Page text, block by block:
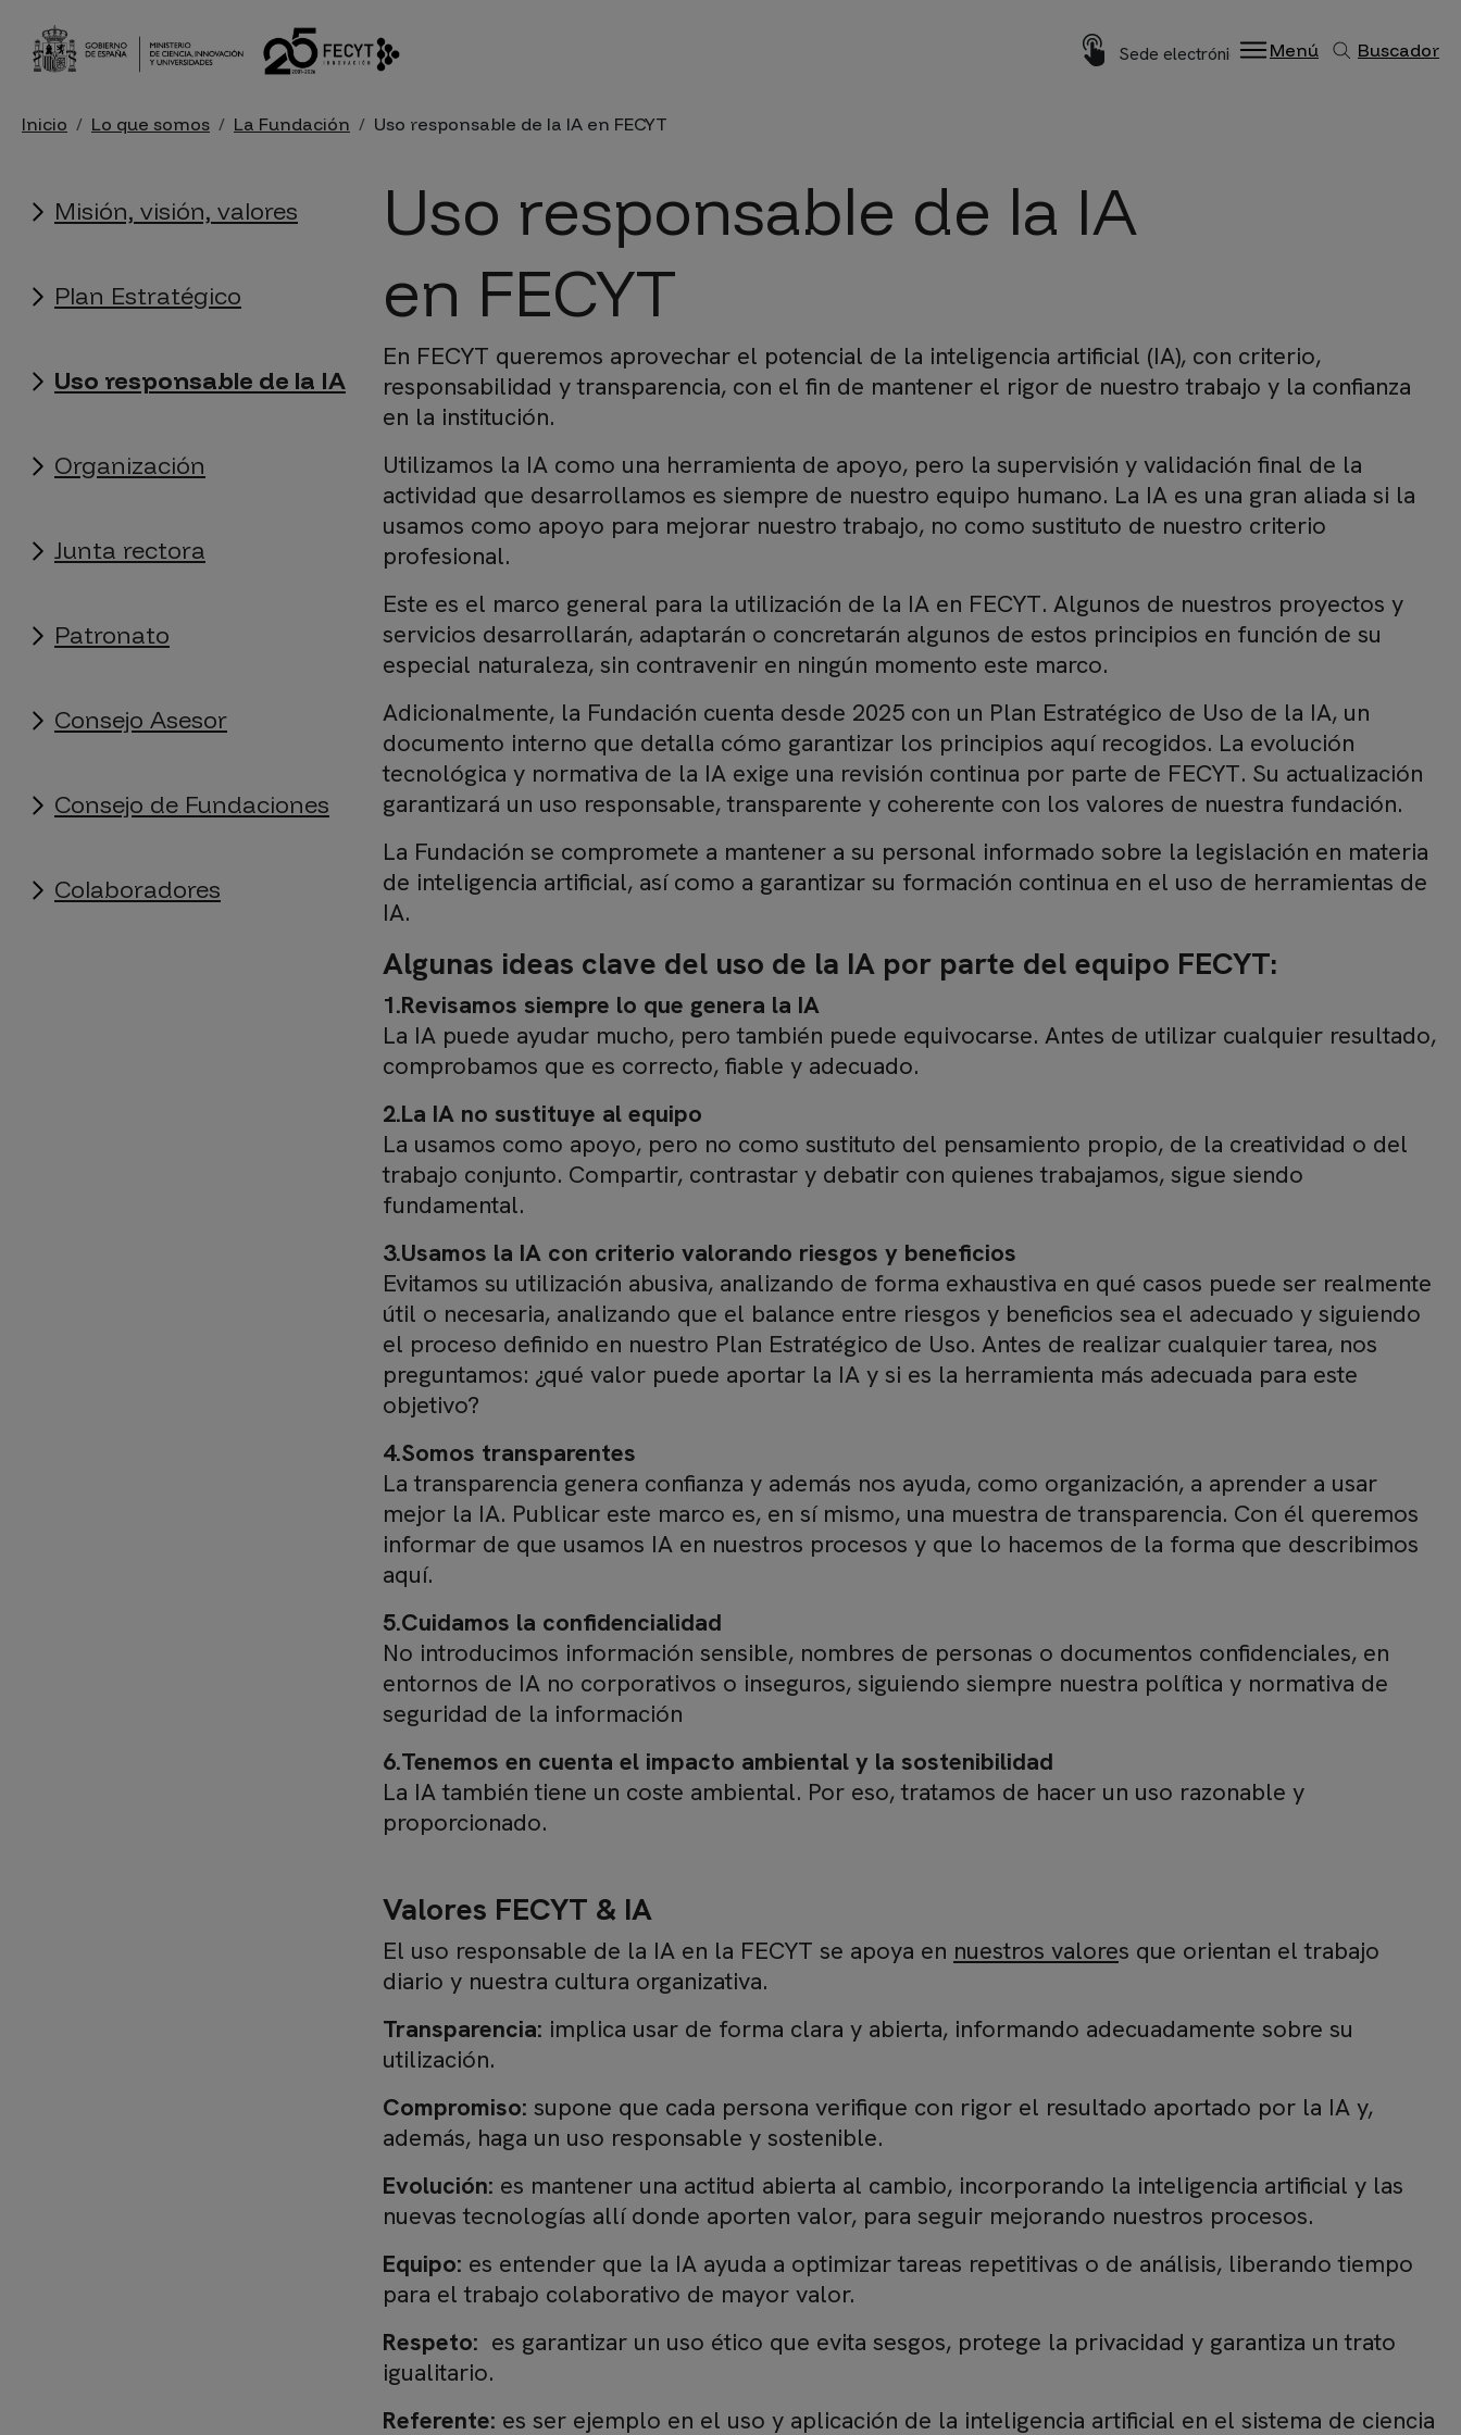
Menú
ImagenSede electrónica Buscador
Sobrescribir enlaces de ayuda a la navegación
Inicio Lo que somos La Fundación Uso responsable de la IA en FECYT
Misión, visión, valores
Plan Estratégico
Uso responsable de la IA
Organización
Junta rectora
Patronato
Consejo Asesor
Consejo de Fundaciones
Colaboradores
Uso responsable de la IA
en FECYT
En FECYT queremos aprovechar el potencial de la inteligencia artificial (IA), con criterio,
responsabilidad y transparencia, con el fin de mantener el rigor de nuestro trabajo y la confianza
en la institución.
Utilizamos la IA como una herramienta de apoyo, pero la supervisión y validación final de la
actividad que desarrollamos es siempre de nuestro equipo humano. La IA es una gran aliada si la
usamos como apoyo para mejorar nuestro trabajo, no como sustituto de nuestro criterio
profesional.
Este es el marco general para la utilización de la IA en FECYT. Algunos de nuestros proyectos y
servicios desarrollarán, adaptarán o concretarán algunos de estos principios en función de su
especial naturaleza, sin contravenir en ningún momento este marco.
Adicionalmente, la Fundación cuenta desde 2025 con un Plan Estratégico de Uso de la IA, un
documento interno que detalla cómo garantizar los principios aquí recogidos. La evolución
tecnológica y normativa de la IA exige una revisión continua por parte de FECYT. Su actualización
garantizará un uso responsable, transparente y coherente con los valores de nuestra fundación.
La Fundación se compromete a mantener a su personal informado sobre la legislación en materia
de inteligencia artificial, así como a garantizar su formación continua en el uso de herramientas de
IA.
Algunas ideas clave del uso de la IA por parte del equipo FECYT:
1.Revisamos siempre lo que genera la IA
La IA puede ayudar mucho, pero también puede equivocarse. Antes de utilizar cualquier resultado,
comprobamos que es correcto, fiable y adecuado.
2.La IA no sustituye al equipo
La usamos como apoyo, pero no como sustituto del pensamiento propio, de la creatividad o del
trabajo conjunto. Compartir, contrastar y debatir con quienes trabajamos, sigue siendo
fundamental.
3.Usamos la IA con criterio valorando riesgos y beneficios
Evitamos su utilización abusiva, analizando de forma exhaustiva en qué casos puede ser realmente
útil o necesaria, analizando que el balance entre riesgos y beneficios sea el adecuado y siguiendo
el proceso definido en nuestro Plan Estratégico de Uso. Antes de realizar cualquier tarea, nos
preguntamos: ¿qué valor puede aportar la IA y si es la herramienta más adecuada para este
objetivo?
4.Somos transparentes
La transparencia genera confianza y además nos ayuda, como organización, a aprender a usar
mejor la IA. Publicar este marco es, en sí mismo, una muestra de transparencia. Con él queremos
informar de que usamos IA en nuestros procesos y que lo hacemos de la forma que describimos
aquí.
5.Cuidamos la confidencialidad
No introducimos información sensible, nombres de personas o documentos confidenciales, en
entornos de IA no corporativos o inseguros, siguiendo siempre nuestra política y normativa de
seguridad de la información
6.Tenemos en cuenta el impacto ambiental y la sostenibilidad
La IA también tiene un coste ambiental. Por eso, tratamos de hacer un uso razonable y
proporcionado.
Valores FECYT & IA
El uso responsable de la IA en la FECYT se apoya en nuestros valores que orientan el trabajo
diario y nuestra cultura organizativa.
Transparencia: implica usar de forma clara y abierta, informando adecuadamente sobre su
utilización.
Compromiso: supone que cada persona verifique con rigor el resultado aportado por la IA y,
además, haga un uso responsable y sostenible.
Evolución: es mantener una actitud abierta al cambio, incorporando la inteligencia artificial y las
nuevas tecnologías allí donde aporten valor, para seguir mejorando nuestros procesos.
Equipo: es entender que la IA ayuda a optimizar tareas repetitivas o de análisis, liberando tiempo
para el trabajo colaborativo de mayor valor.
Respeto: es garantizar un uso ético que evita sesgos, protege la privacidad y garantiza un trato
igualitario.
Referente: es ser ejemplo en el uso y aplicación de la inteligencia artificial en el sistema de ciencia